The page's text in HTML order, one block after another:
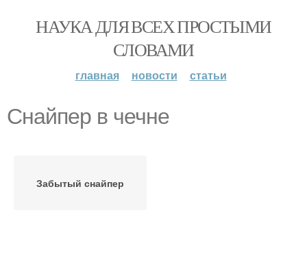
НАУКА ДЛЯ ВСЕХ ПРОСТЫМИ
СЛОВАМИ
главная новости статьи
Снайпер в чечне
Забытый снайпер